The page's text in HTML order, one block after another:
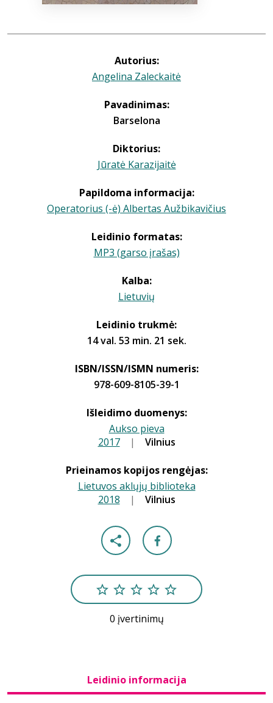
Autorius:
Angelina Zaleckaitė
Pavadinimas:
Barselona
Diktorius:
Jūratė Karazijaitė
Papildoma informacija:
Operatorius (-ė) Albertas Aužbikavičius
Leidinio formatas:
MP3 (garso įrašas)
Kalba:
Lietuvių
Leidinio trukmė:
14 val. 53 min. 21 sek.
ISBN/ISSN/ISMN numeris:
978-609-8105-39-1
Išleidimo duomenys:
Aukso pieva
2017 | Vilnius
Prieinamos kopijos rengėjas:
Lietuvos aklųjų biblioteka
2018 | Vilnius
0 įvertinimų
Leidinio informacija